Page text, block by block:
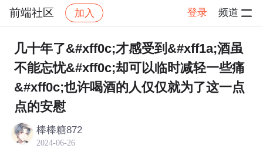
前端社区 加入 登录 频道
社区 前端社区 感慨 帖子详情
几十年了&#xff0c;才感受到&#xff1a;酒虽
不能忘忧&#xff0c;却可以临时减轻一些痛
&#xff0c;也许喝酒的人仅仅就为了这一点
点的安慰
棒棒糖872
2024-06-26